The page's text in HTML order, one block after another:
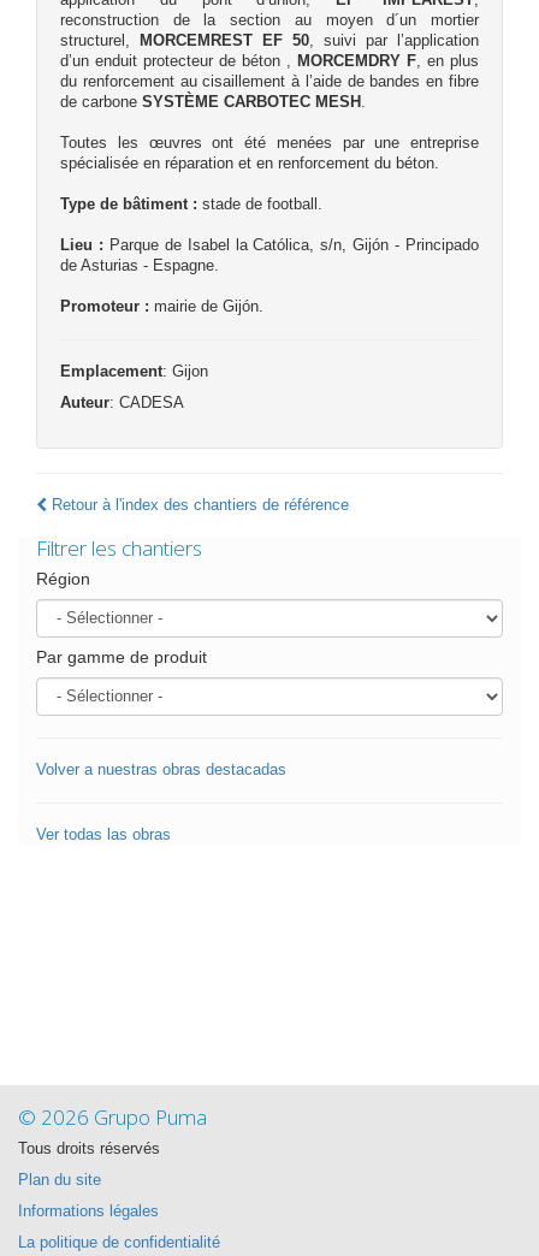
reconstruction de la section au moyen d´un mortier
structurel,
MORCEMREST EF 50, suivi par l’application
d’un enduit protecteur de béton , MORCEMDRY F, en plus
du renforcement au cisaillement à l’aide de bandes en fibre
de carbone SYSTÈME CARBOTEC MESH .
Toutes les œuvres ont été menées par une entreprise
spécialisée en réparation et en renforcement du béton.
Type de bâtiment : stade de football.
Lieu : Parque de Isabel la Católica, s/n, Gijón - Principado
de Asturias - Espagne.
Promoteur : mairie de Gijón.
Emplacement: Gijon
Auteur: CADESA
Retour à l'index des chantiers de référence
Filtrer les chantiers
Région
Par gamme de produit
Volver a nuestras obras destacadas
Ver todas las obras
© 2026 Grupo Puma
Tous droits réservés
Plan du site
Informations légales
La politique de confidentialité